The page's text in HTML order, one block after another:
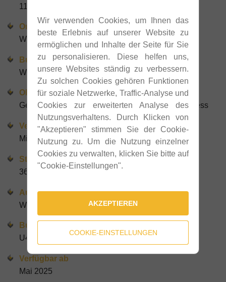
1140
Ort
Wien
Bundesland
Wien
Objektart
Gewerbeflächen/Schauraum/Büro/Ordination/Fitness
Vermarktung
Miete
Stellplätze
36
Autobahn
Westeinfahrt Wien – Abfahrt Auhof
Bus / U-Bahn / Straßenbahn
U4 Station Hütteldorf
Verfügbar ab
Mai 2025
Wir verwenden Cookies, um Ihnen das
beste Erlebnis auf unserer Website zu
ermöglichen und Inhalte der Seite für Sie
zu personalisieren. Diese helfen uns,
unsere Websites ständig zu verbessern.
Zu solchen Cookies gehören Funktionen
für soziale Netzwerke, Traffic-Analyse und
Cookies zur erweiterten Analyse des
Nutzungsverhaltens. Durch Klicken von
"Akzeptieren" stimmen Sie der Cookie-
Nutzung zu. Um die Nutzung einzelner
Cookies zu verwalten, klicken Sie bitte auf
"Cookie-Einstellungen".
AKZEPTIEREN
COOKIE-EINSTELLUNGEN